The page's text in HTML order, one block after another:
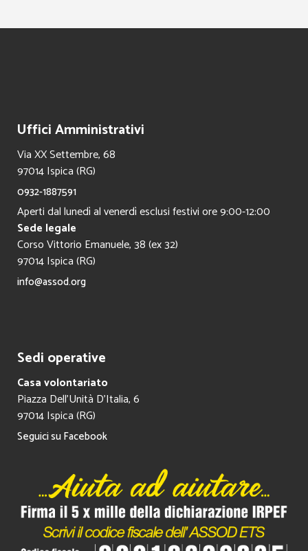
Uffici Amministrativi
Via XX Settembre, 68
97014 Ispica (RG)
0932-1887591
Aperti dal lunedì al venerdì esclusi festivi ore 9:00-12:00
Sede legale
Corso Vittorio Emanuele, 38 (ex 32)
97014 Ispica (RG)
info@assod.org
Sedi operative
Casa volontariato
Piazza Dell’Unità D’Italia, 6
97014 Ispica (RG)
Seguici su Facebook